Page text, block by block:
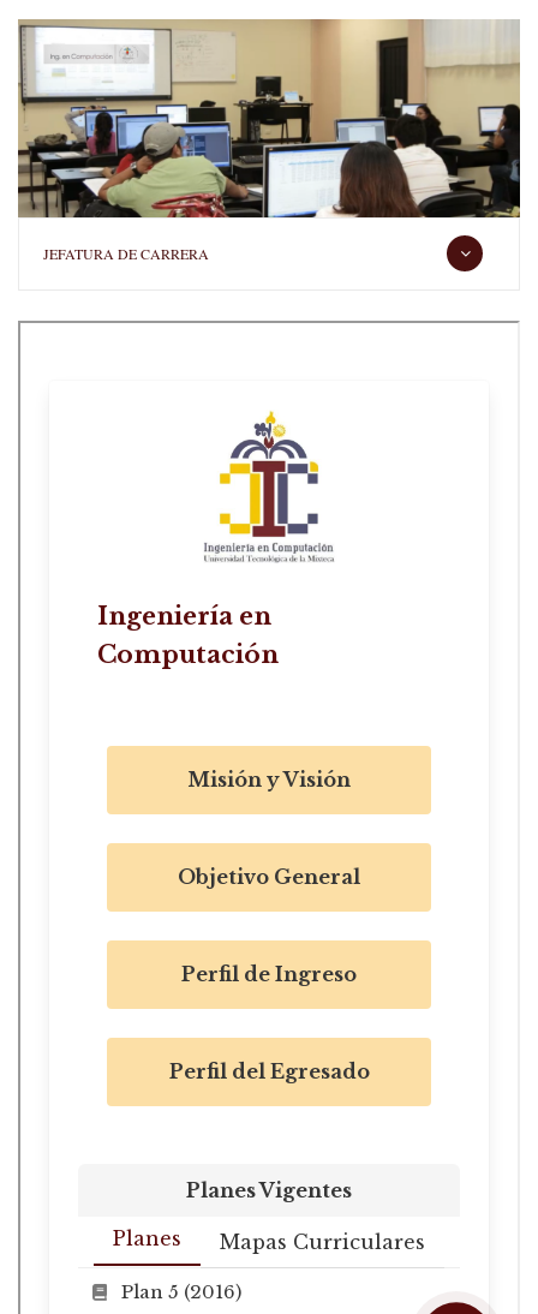
Ingeniería
en
Computación
JEFATURA DE CARRERA